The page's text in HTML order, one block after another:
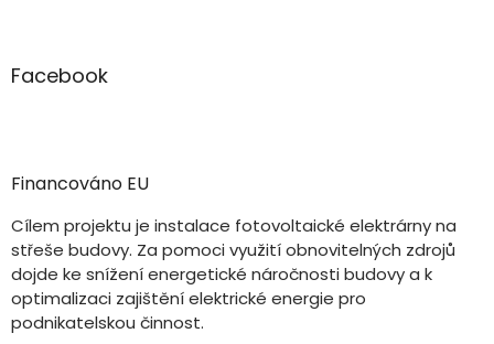
Facebook
Financováno EU
Cílem projektu je instalace fotovoltaické elektrárny na
střeše budovy. Za pomoci využití obnovitelných zdrojů
dojde ke snížení energetické náročnosti budovy a k
optimalizaci zajištění elektrické energie pro
podnikatelskou činnost.